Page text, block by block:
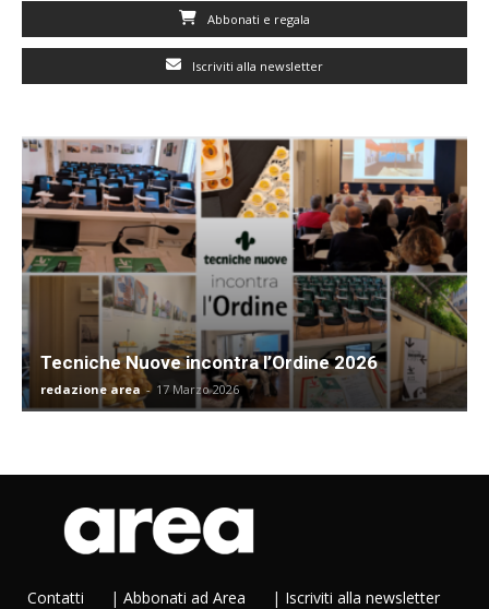
Abbonati e regala
Iscriviti alla newsletter
Tecniche Nuove incontra l’Ordine 2026
redazione area - 17 Marzo 2026
Contatti | Abbonati ad Area | Iscriviti alla newsletter